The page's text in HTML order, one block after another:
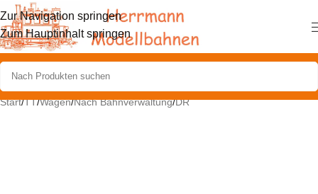
Zur Navigation springen
Zum Hauptinhalt springen
Start/TT/Wagen/Nach Bahnverwaltung/DR